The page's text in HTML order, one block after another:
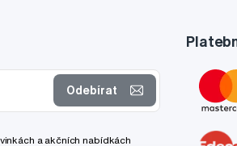
Odebírat
a akčních nabídkách